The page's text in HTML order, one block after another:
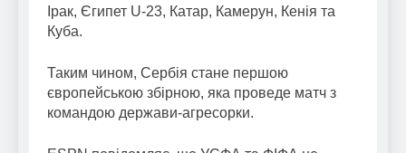
Ірак, Єгипет U-23, Катар, Камерун, Кенія та
Куба.
Таким чином, Сербія стане першою
європейською збірною, яка проведе матч з
командою держави-агресорки.